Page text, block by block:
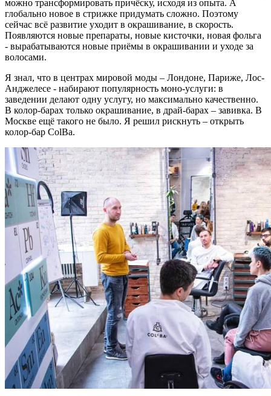
можно трансформировать причёску, исходя из опыта. А
глобально новое в стрижке придумать сложно. Поэтому
сейчас всё развитие уходит в окрашивание, в скорость.
Появляются новые препараты, новые кисточки, новая фольга
- вырабатываются новые приёмы в окрашивании и уходе за
волосами.
Я знал, что в центрах мировой моды – Лондоне, Париже, Лос-
Анджелесе - набирают популярность моно-услуги: в
заведении делают одну услугу, но максимально качественно.
В колор-барах только окрашивание, в драй-барах – завивка. В
Москве ещё такого не было. Я решил рискнуть – открыть
колор-бар ColBa.